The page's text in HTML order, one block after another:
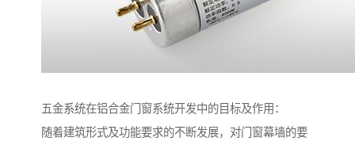
五金系统在铝合金门窗系统开发中的目标及作用：
随着建筑形式及功能要求的不断发展，对门窗幕墙的要